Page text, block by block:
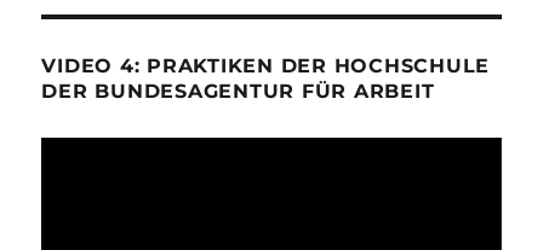
VIDEO 4: PRAKTIKEN DER HOCHSCHULE
DER BUNDESAGENTUR FÜR ARBEIT